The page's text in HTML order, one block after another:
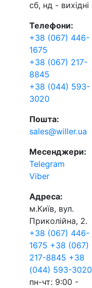
сб, нд - вихідні
Телефони:
+38 (067) 446-
1675
+38 (067) 217-
8845
+38 (044) 593-
3020
Пошта:
sales@willer.ua
Месенджери:
Telegram
Viber
Адреса:
м.Київ, вул.
Приколійна, 2.
+38 (067) 446-
1675 +38 (067)
217-8845 +38
(044) 593-3020
пн-чт: 9:00 -